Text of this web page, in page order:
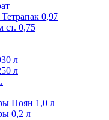
0,97
ст. 0,75
л
л
Ноян 1,0 л
0,2 л